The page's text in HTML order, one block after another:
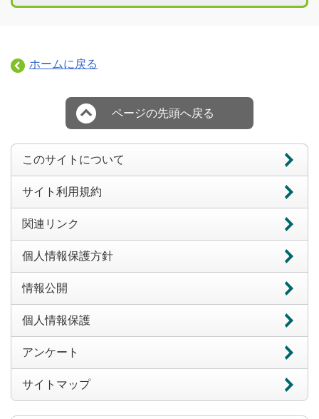
ホームに戻る
ページの先頭へ戻る
このサイトについて
サイト利用規約
関連リンク
個人情報保護方針
情報公開
個人情報保護
アンケート
サイトマップ